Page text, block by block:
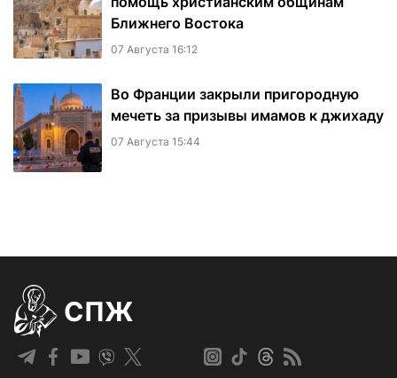
Ближнего Востока
07 Августа 16:12
Во Франции закрыли пригородную
мечеть за призывы имамов к джихаду
07 Августа 15:44
СПЖ